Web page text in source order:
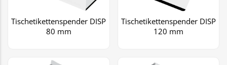
Tischetikettenspender DISP
80 mm
Tischetikettenspender DISP
120 mm